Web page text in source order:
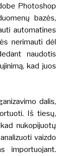
Photoshop
bazės,
automatines
nerimauti dėl
naudotis
kad juos
dalis,
Iš tiesų,
nukopijuotų
vaizdo
importuojant.